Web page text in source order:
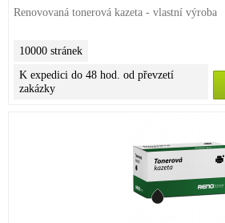
Renovovaná tonerová kazeta - vlastní výroba
10000 stránek
K expedici do 48 hod. od převzetí
zakázky